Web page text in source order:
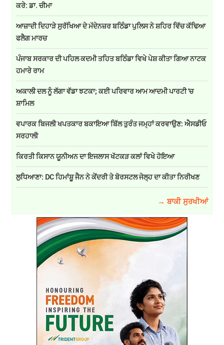
ਕਰੇ: ਡਾ. ਚੀਮਾ
ਆਜ਼ਾਦੀ ਦਿਹਾੜੇ ਸੁਰੱਖਿਆ ਦੇ ਮੱਦੇਨਜ਼ਰ ਬਠਿੰਡਾ ਪੁਲਿਸ ਨੇ ਸ਼ਹਿਰ ਵਿੱਚ ਕੱਢਿਆ
ਫਲੈਗ ਮਾਰਚ
ਪੰਜਾਬ ਸਰਕਾਰ ਦੀ ਪਹਿਲ ਕਦਮੀ ਤਹਿਤ ਬਠਿੰਡਾ ਵਿਖੇ ਪੇਸ਼ ਕੀਤਾ ਗਿਆ ਨਾਟਕ
ਹਮਾਰੇ ਰਾਮ
ਅਕਾਲੀ ਦਲ ਨੂੰ ਲੱਗਾ ਵੱਡਾ ਝਟਕਾ; ਕਈ ਪਰਿਵਾਰ ਆਮ ਆਦਮੀ ਪਾਰਟੀ 'ਚ
ਸ਼ਾਮਿਲ
ਵਪਾਰਕ ਬਿਜਲੀ ਖਪਤਕਾਰ ਬਕਾਇਆ ਬਿੱਲ ਤੁਰੰਤ ਜਮ੍ਹਾਂ ਕਰਵਾਉਣ: ਐਸਡੀਓ
ਸਰਹਾਲੀ
ਕਿਰਤੀ ਕਿਸਾਨ ਯੂਨੀਅਨ ਦਾ ਇਜਲਾਸ ਖੱਟਕੜ ਕਲਾਂ ਵਿਖੇ ਹੋਇਆ
ਲੁਧਿਆਣਾ: DC ਹਿਮਾਂਸ਼ੂ ਜੈਨ ਨੇ ਕੇਂਦਰੀ ਤੇ ਬੋਰਸਟਲ ਜੇਲ੍ਹ ਦਾ ਕੀਤਾ ਨਿਰੀਖਣ
→ ਬਾਕੀ ਸੁਰਖੀਆਂ